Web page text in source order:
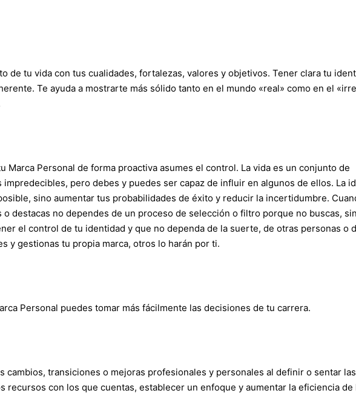
de tu vida con tus cualidades, fortalezas, valores y objetivos. Tener clara tu
Te ayuda a mostrarte más sólido tanto en el mundo «real» como en el
Marca Personal de forma proactiva asumes el control. La vida es un conjunto de
pero debes y puedes ser capaz de influir en algunos de ellos. La
sino aumentar tus probabilidades de éxito y reducir la incertidumbre.
destacas no dependes de un proceso de selección o filtro porque no buscas,
el control de tu identidad y que no dependa de la suerte, de otras personas o
y gestionas tu propia marca, otros lo harán por ti.
Personal puedes tomar más fácilmente las decisiones de tu carrera.
cambios, transiciones o mejoras profesionales y personales al definir o sentar
recursos con los que cuentas, establecer un enfoque y aumentar la eficiencia de